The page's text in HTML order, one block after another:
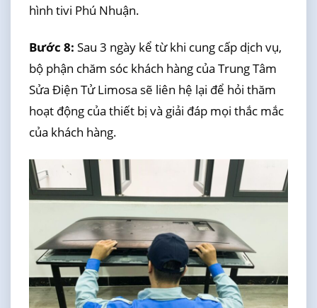
hình tivi Phú Nhuận.
Bước 8: Sau 3 ngày kể từ khi cung cấp dịch vụ,
bộ phận chăm sóc khách hàng của Trung Tâm
Sửa Điện Tử Limosa sẽ liên hệ lại để hỏi thăm
hoạt động của thiết bị và giải đáp mọi thắc mắc
của khách hàng.